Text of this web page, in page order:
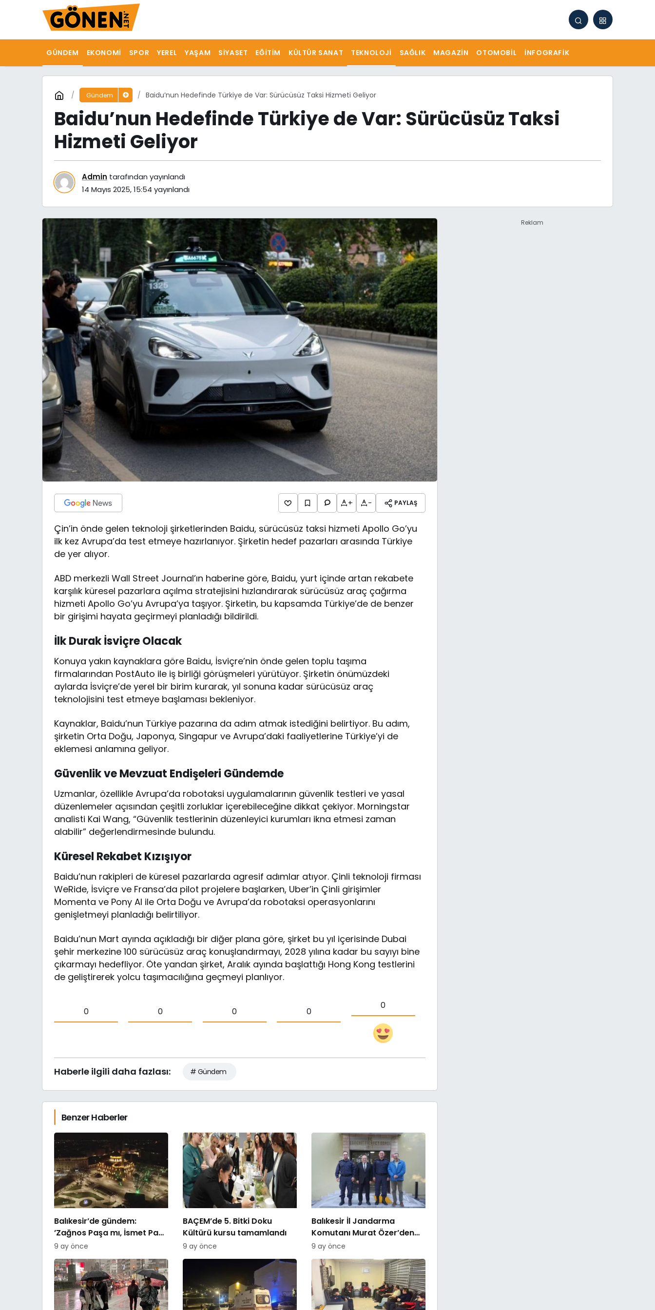
GÜNDEM EKONOMI SPOR YEREL YAŞAM SIYASET EĞITIM KÜLTÜR SANAT TEKNOLOJI SAĞLIK MAGAZIN OTOMOBIL İNFOGRAFIK
Gündem Baidu’nun Hedefinde Türkiye de Var: Sürücüsüz Taksi Hizmeti Geliyor
Baidu’nun Hedefinde Türkiye de Var: Sürücüsüz Taksi
Hizmeti Geliyor
Admin tarafından yayınlandı
14 Mayıs 2025, 15:54 yayınlandı
+ - PAYLAŞ
Çin’in önde gelen teknoloji şirketlerinden Baidu, sürücüsüz taksi hizmeti Apollo Go’yu
ilk kez Avrupa’da test etmeye hazırlanıyor. Şirketin hedef pazarları arasında Türkiye
de yer alıyor.
ABD merkezli Wall Street Journal’ın haberine göre, Baidu, yurt içinde artan rekabete
karşılık küresel pazarlara açılma stratejisini hızlandırarak sürücüsüz araç çağırma
hizmeti Apollo Go’yu Avrupa’ya taşıyor. Şirketin, bu kapsamda Türkiye’de de benzer
bir girişimi hayata geçirmeyi planladığı bildirildi.
İlk Durak İsviçre Olacak
Konuya yakın kaynaklara göre Baidu, İsviçre’nin önde gelen toplu taşıma
firmalarından PostAuto ile iş birliği görüşmeleri yürütüyor. Şirketin önümüzdeki
aylarda İsviçre’de yerel bir birim kurarak, yıl sonuna kadar sürücüsüz araç
teknolojisini test etmeye başlaması bekleniyor.
Kaynaklar, Baidu’nun Türkiye pazarına da adım atmak istediğini belirtiyor. Bu adım,
şirketin Orta Doğu, Japonya, Singapur ve Avrupa’daki faaliyetlerine Türkiye’yi de
eklemesi anlamına geliyor.
Güvenlik ve Mevzuat Endişeleri Gündemde
Uzmanlar, özellikle Avrupa’da robotaksi uygulamalarının güvenlik testleri ve yasal
düzenlemeler açısından çeşitli zorluklar içerebileceğine dikkat çekiyor. Morningstar
analisti Kai Wang, “Güvenlik testlerinin düzenleyici kurumları ikna etmesi zaman
alabilir” değerlendirmesinde bulundu.
Küresel Rekabet Kızışıyor
Baidu’nun rakipleri de küresel pazarlarda agresif adımlar atıyor. Çinli teknoloji firması
WeRide, İsviçre ve Fransa’da pilot projelere başlarken, Uber’in Çinli girişimler
Momenta ve Pony AI ile Orta Doğu ve Avrupa’da robotaksi operasyonlarını
genişletmeyi planladığı belirtiliyor.
Baidu’nun Mart ayında açıkladığı bir diğer plana göre, şirket bu yıl içerisinde Dubai
şehir merkezine 100 sürücüsüz araç konuşlandırmayı, 2028 yılına kadar bu sayıyı bine
çıkarmayı hedefliyor. Öte yandan şirket, Aralık ayında başlattığı Hong Kong testlerini
de geliştirerek yolcu taşımacılığına geçmeyi planlıyor.
0 0 0 0
0
Haberle ilgili daha fazlası: # Gündem
Benzer Haberler
Balıkesir’de gündem:
’Zağnos Paşa mı, İsmet Paşa
mı
9 ay önce
BAÇEM’de 5. Bitki Doku
Kültürü kursu tamamlandı
9 ay önce
Balıkesir İl Jandarma
Komutanı Murat Özer’den
Edremit Ticaret Odasına
ziyaret
9 ay önce
Reklam